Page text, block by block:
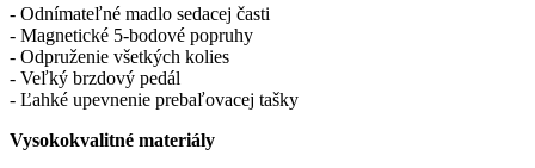
- Odnímateľné madlo sedacej časti
- Magnetické 5-bodové popruhy
- Odpruženie všetkých kolies
- Veľký brzdový pedál
- Ľahké upevnenie prebaľovacej tašky
Vysokokvalitné materiály